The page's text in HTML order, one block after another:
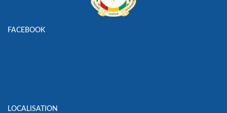
FACEBOOK
LOCALISATION